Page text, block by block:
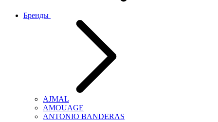
Бренды
AJMAL
AMOUAGE
ANTONIO BANDERAS